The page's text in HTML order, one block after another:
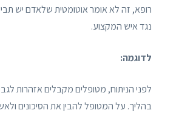
רופא, זה לא אומר אוטומטית שלאדם יש
נגד איש המקצוע.
לדוגמה:
לפני הניתוח, מטופלים מקבלים אזהרות
בהליך. על המטופל להבין את הסיכונים